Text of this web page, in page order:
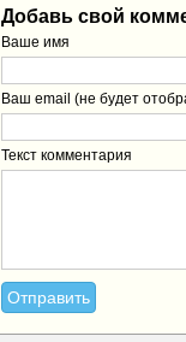
Добавь свой
Ваше имя
Ваш email (не будет
Текст комментария